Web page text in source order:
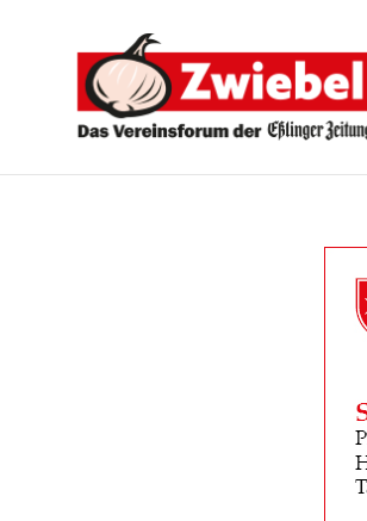
-